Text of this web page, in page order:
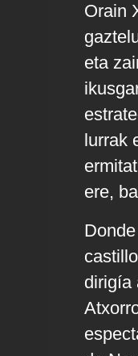
Orain
eta
lurrak
ere,
dirigía